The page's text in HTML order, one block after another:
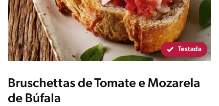
Testada
Bruschettas de Tomate e Mozarela
de Búfala